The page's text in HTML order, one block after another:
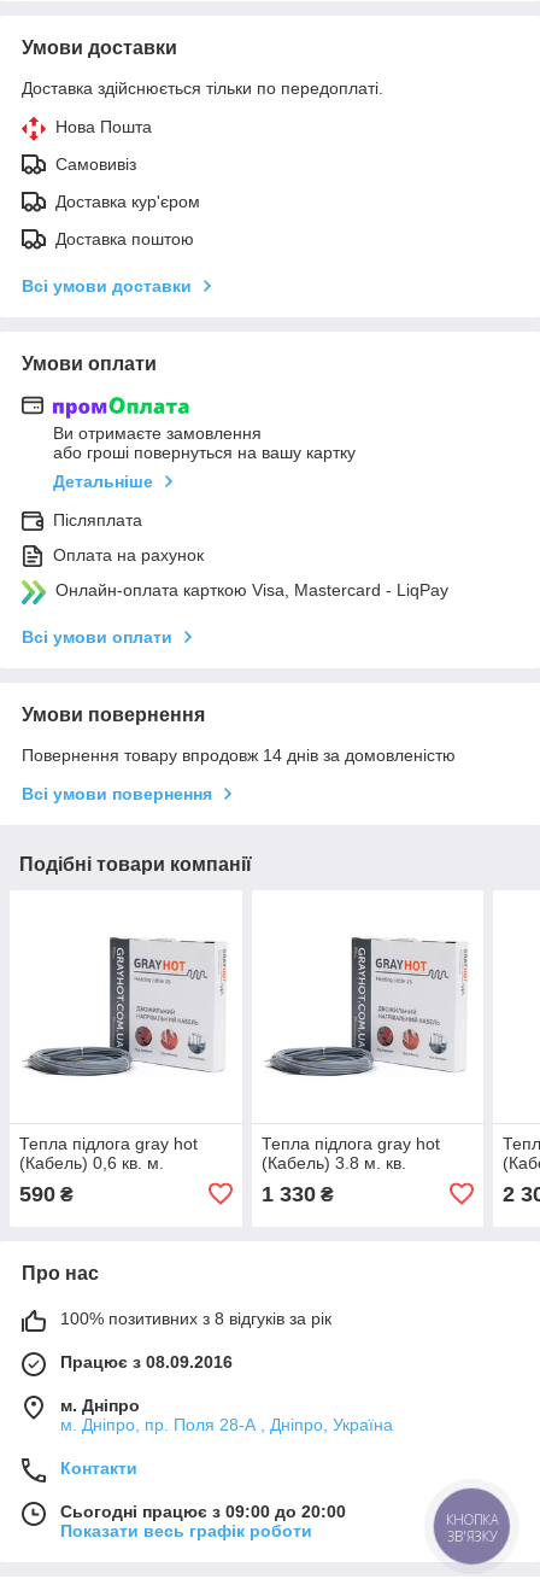
Умови доставки
Доставка здійснюється тільки по передоплаті.
Нова Пошта
Самовивіз
Доставка кур'єром
Доставка поштою
Всі умови доставки
Умови оплати
Ви отримаєте замовлення
або гроші повернуться на вашу картку
Детальніше
Післяплата
Оплата на рахунок
Онлайн-оплата карткою Visa, Mastercard - LiqPay
Всі умови оплати
Умови повернення
Повернення товару впродовж 14 днів за домовленістю
Всі умови повернення
Подібні товари компанії
Тепла підлога gray hot
(Кабель) 0,6 кв. м.
590 ₴
Тепла підлога gray hot
(Кабель) 3.8 м. кв.
1 330₴ 2
Про нас
100% позитивних з 8 відгуків за рік
Працює з 08.09.2016
м. Дніпро
м. Дніпро, пр. Поля 28-А , Дніпро, Україна
Контакти
Сьогодні працює з 09:00 до 20:00
Показати весь графік роботи
КНОПКА
ЗВ'ЯЗКУ